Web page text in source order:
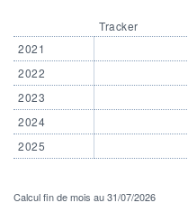
2021
2022
2023
2024
2025
Tracker
Calcul fin de mois au 31/07/2026